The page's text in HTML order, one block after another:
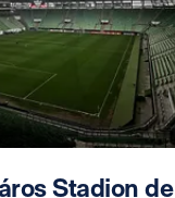
Stadion de